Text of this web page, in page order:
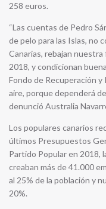
258 euros.
“Las cuentas de Pedro
de pelo para las Islas, no
Canarias, rebajan
2018, y condicionan
Fondo de Recuperación y
aire, porque dependerá
denunció Australia
Los populares canarios
últimos Presupuestos
Partido Popular en 2018,
creaban más de 41.000
al 25% de la población y
20%.